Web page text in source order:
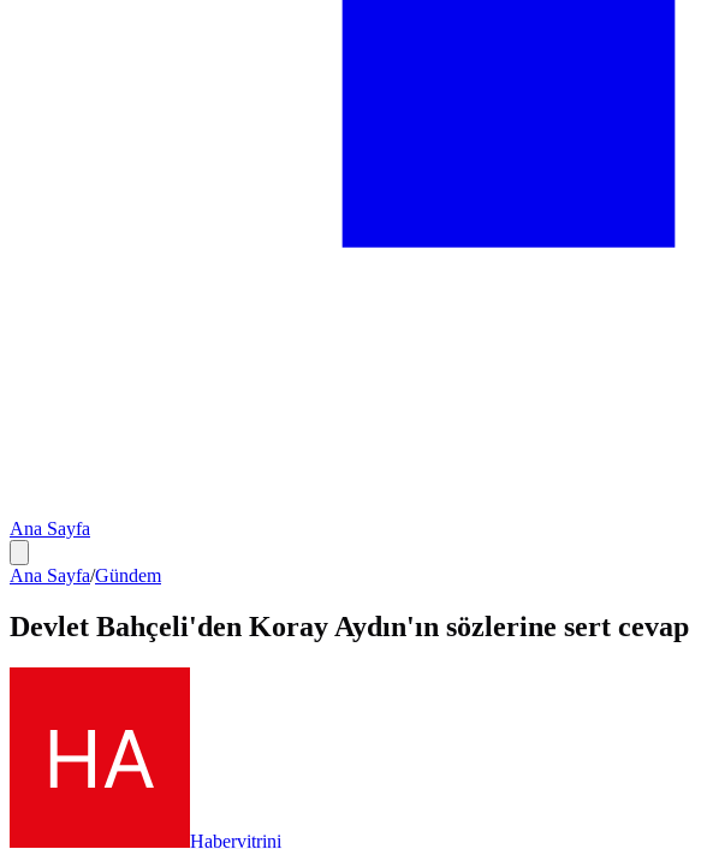
Ana Sayfa
Ana Sayfa/Gündem
Devlet Bahçeli'den Koray Aydın'ın sözlerine sert cevap
Habervitrini